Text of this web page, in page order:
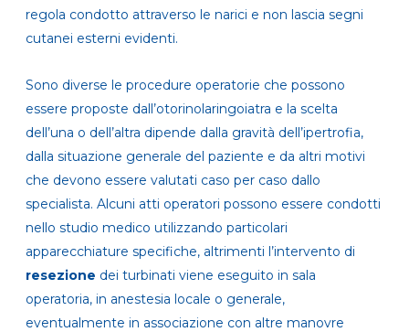
regola condotto attraverso le narici e non lascia segni
cutanei esterni evidenti.
Sono diverse le procedure operatorie che possono
essere proposte dall’otorinolaringoiatra e la scelta
dell’una o dell’altra dipende dalla gravità dell’ipertrofia,
dalla situazione generale del paziente e da altri motivi
che devono essere valutati caso per caso dallo
specialista. Alcuni atti operatori possono essere condotti
nello studio medico utilizzando particolari
apparecchiature specifiche, altrimenti l’intervento di
resezione dei turbinati viene eseguito in sala
operatoria, in anestesia locale o generale,
eventualmente in associazione con altre manovre